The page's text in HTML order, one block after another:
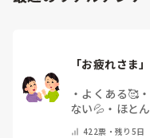
「お疲れさま
・ よくある🥰 ・
ない💦 ・ ほと
422票・残り5日